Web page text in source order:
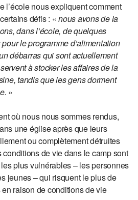
l’école nous expliquent comment
défis : «nous avons de la
dans l’école, de quelques
le programme d’alimentation
débarras qui sont actuellement
à stocker les affaires de la
tandis que les gens dorment
»
où nous nous sommes rendus,
une église après que leurs
ou complètement détruites
de vie dans le camp sont
plus vulnérables – les personnes
jeunes – qui risquent le plus de
raison de conditions de vie